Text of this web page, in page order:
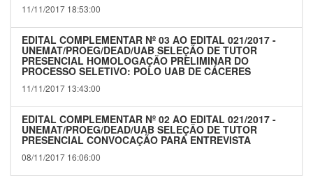
11/11/2017 18:53:00
EDITAL COMPLEMENTAR Nº 03 AO EDITAL 021/2017 -
UNEMAT/PROEG/DEAD/UAB SELEÇÃO DE TUTOR
PRESENCIAL HOMOLOGAÇÃO PRELIMINAR DO
PROCESSO SELETIVO: POLO UAB DE CÁCERES
11/11/2017 13:43:00
EDITAL COMPLEMENTAR Nº 02 AO EDITAL 021/2017 -
UNEMAT/PROEG/DEAD/UAB SELEÇÃO DE TUTOR
PRESENCIAL CONVOCAÇÃO PARA ENTREVISTA
08/11/2017 16:06:00